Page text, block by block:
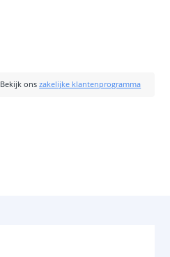
Bekijk ons zakelijke klantenprogramma